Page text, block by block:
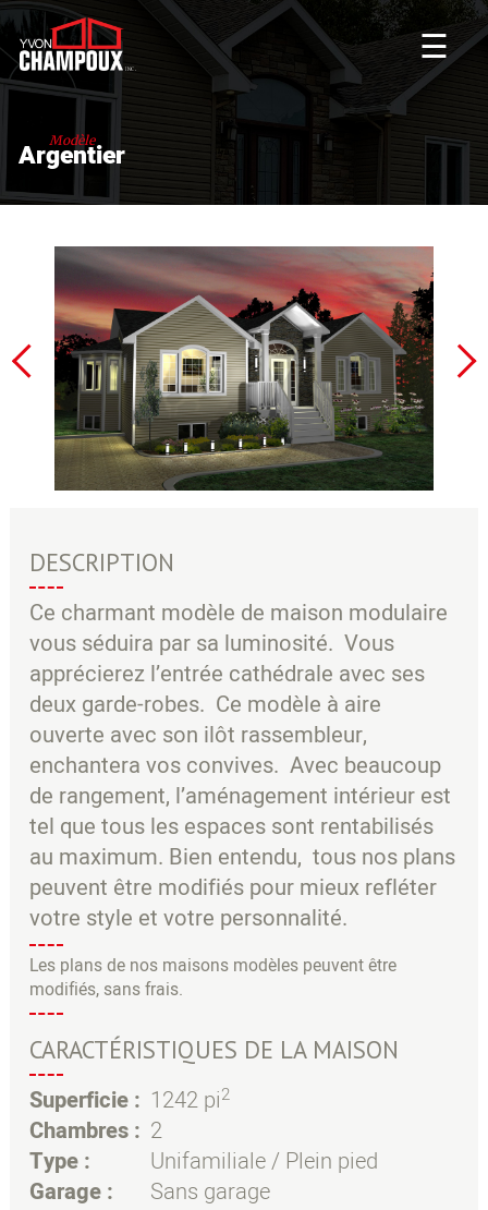
☰
Modèle
Argentier
DESCRIPTION
Ce charmant modèle de maison modulaire
vous séduira par sa luminosité. Vous
apprécierez l’entrée cathédrale avec ses
deux garde-robes. Ce modèle à aire
ouverte avec son ilôt rassembleur,
enchantera vos convives. Avec beaucoup
de rangement, l’aménagement intérieur est
tel que tous les espaces sont rentabilisés
au maximum. Bien entendu, tous nos plans
peuvent être modifiés pour mieux refléter
votre style et votre personnalité.
Les plans de nos maisons modèles peuvent être
modifiés, sans frais.
CARACTÉRISTIQUES DE LA MAISON
Superficie :
Chambres :
Type :
Garage :
1242 pi2
2
Unifamiliale / Plein pied
Sans garage